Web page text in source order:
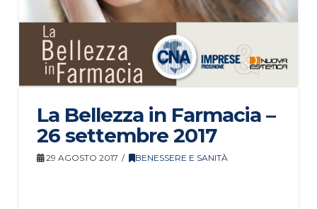
La Bellezza in Farmacia –
26 settembre 2017
29 AGOSTO 2017 BENESSERE E SANITÀ